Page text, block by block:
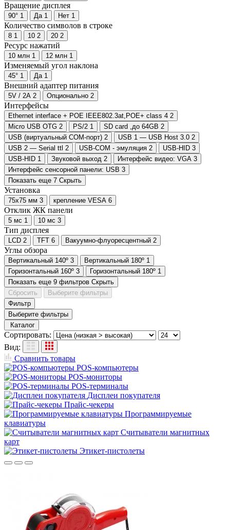
Вращение дисплея
90° 1 Да 1 Нет 1
Количество символов в строке
8 1 10 2 20 2
Ресурс нажатий
10 млн 1 12 млн 1
Изменяемый угол наклона
45° 1 Да 1
Внешний адаптер питания
5V / 2A 2 Опционально 2
Интерфейсы
Ethernet interface + POE IEEE802.3at,POE+ class 4 2
Micro USB OTG 2 PS/2 1 SD card ,до 64GB 2
USB (виртуальный COM-порт) 2 USB 1 — USB Host 3.0 2
USB 2 — Serial ttl 2 USB-COM - эмуляция 2 USB-HID 3
USB-HID 1 Звуковой выход 2 Интерфейс видео: VGA 3
Интерфейс сенсорной панели: USB 3
Показать еще 7 Скрыть
Установка
75х75 мм 3 крепление VESA 6
Отклик ЖК панели
5 мс 1 10 мс 3
Тип дисплея
LCD 2 TFT 6 Вакуумно-флуоресцентный 2
Углы обзора
Вертикальный 140º 3 Вертикальный 180º 1
Горизонтальный 160º 3 Горизонтальный 180º 1
Показать еще 9 фильтров Скрыть
Сбросить
Выберите фильтры
Фильтр
Выберите фильтры
Каталог
Сортировать:
Вид:
Сравнить товары
POS-компьютеры
POS-мониторы
POS-терминалы
Дисплеи покупателя
Прайс-чекеры
Программируемые
клавиатуры
Считыватели магнитных
карт
Этикет-пистолеты